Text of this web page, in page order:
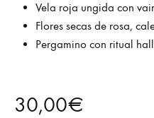
Vela roja ungida con
Flores secas de rosa,
Pergamino con ritual
30,00€